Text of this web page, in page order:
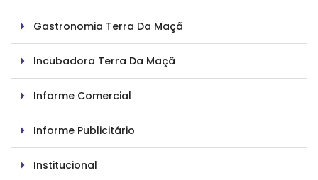
Gastronomia Terra Da Maçã
Incubadora Terra Da Maçã
Informe Comercial
Informe Publicitário
Institucional